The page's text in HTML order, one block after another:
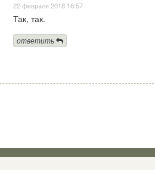
22 февраля 2018 16:57
Так, так.
ответить